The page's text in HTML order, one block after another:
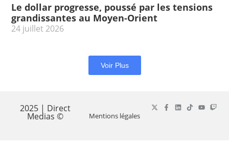
Le dollar progresse, poussé par les tensions
grandissantes au Moyen-Orient
24 juillet 2026
Voir Plus
2025 | Direct
Medias © Mentions légales